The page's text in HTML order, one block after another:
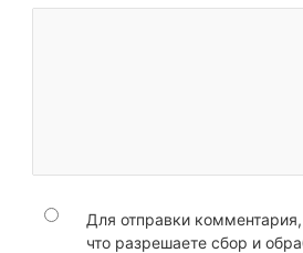
Для отправки
что разрешаете сбор и